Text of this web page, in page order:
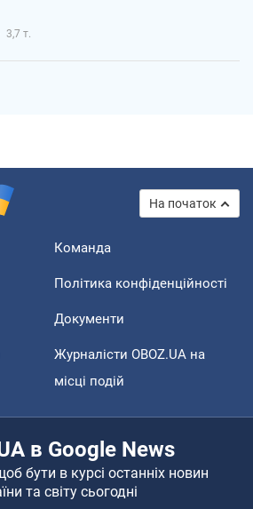
3,7 т.
На початок
Команда
Політика конфіденційності
Документи
Журналісти OBOZ.UA на
місці подій
в Google News
бути в курсі останніх новин
та світу сьогодні